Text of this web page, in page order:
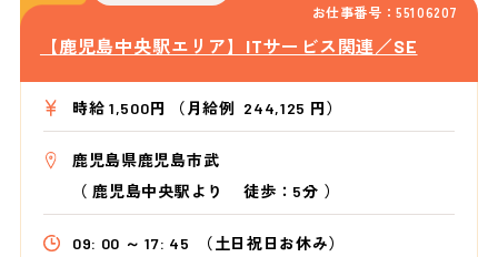
お仕事番号：55106207
【鹿児島中央駅エリア】ITサービス関連／SE
時給 1,500円 （月給例 244,125 円）
鹿児島県鹿児島市武
（鹿児島中央駅より徒歩：5分 ）
09: 00 ～ 17: 45 （土日祝日お休み）